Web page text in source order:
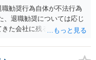
あなたにお金を払う」の
解決金での退職となるで
るのは弱みを見せること
絶対に辞めない！」とい
奨による自主退職）を持
ごとに共通するセオリー
勧奨行為自体が不法行為
、退職勧奨については応じ
た会社に残るということ
を払ってもらって会社を